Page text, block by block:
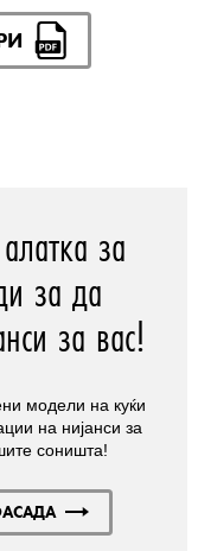
за
за да
за вас!
модели на куќи
на нијанси за
соништа!